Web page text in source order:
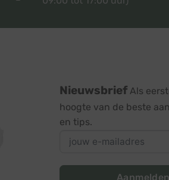
Nieuwsbrief Als
hoogte van de beste
en tips.
Aanmelden